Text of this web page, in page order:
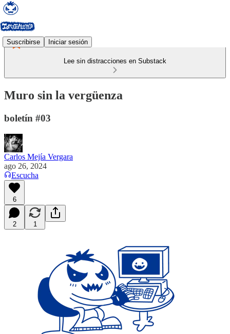
Suscribirse Iniciar sesión
Lee sin distracciones en Substack
Muro sin la vergüenza
boletín #03
Carlos Mejía Vergara
ago 26, 2024
Escucha
6
2 1